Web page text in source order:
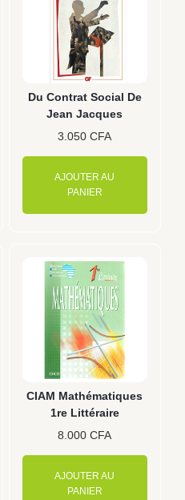
Du Contrat Social De
Jean Jacques
3.050CFA
AJOUTER AU
PANIER
CIAM Mathématiques
1re Littéraire
8.000CFA
AJOUTER AU
PANIER